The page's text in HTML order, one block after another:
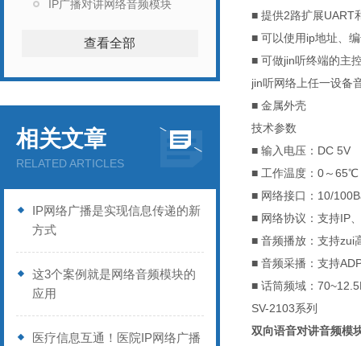
IP广播对讲网络音频模块
查看全部
相关文章
RELATED ARTICLES
IP网络广播是实现信息传递的新
方式
这3个案例就是网络音频模块的
应用
医疗信息互通！医院IP网络广播
■ 提供2路扩展UART
■ 可以使用ip地址、
■ 可做jin听终端的主
jin听网络上任一设备
■ 金属外壳
技术参数
■ 输入电压：DC 5V
■ 工作温度：0～65℃
■ 网络接口：10/
■ 网络协议：支持IP
■ 音频播放：支持zui
■ 音频采播：支持
■ 话筒频域：
SV-2103系列
双向语音对讲音频模